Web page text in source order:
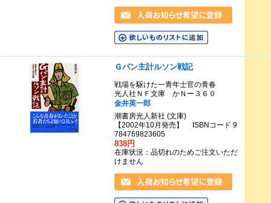
Ｇパン主計ルソン戦記
戦場を駆けた一青年士官の青春
光人社ＮＦ文庫 かＮー３６０
金井英一郎
潮書房光人新社 (文庫)
【2002年10月発売】 ISBNコード 9
784769823605
838円
在庫状況：品切れのためご注文いただ
けません